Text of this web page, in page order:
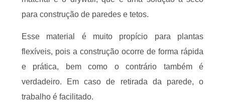
para construção de paredes e tetos.
Esse material é muito propício para plantas
flexíveis, pois a construção ocorre de forma rápida
e prática, bem como o contrário também é
verdadeiro. Em caso de retirada da parede, o
trabalho é facilitado.